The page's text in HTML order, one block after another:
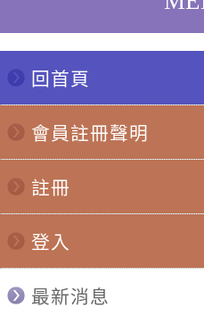
回首頁
會員註冊聲明
註冊
登入
最新消息